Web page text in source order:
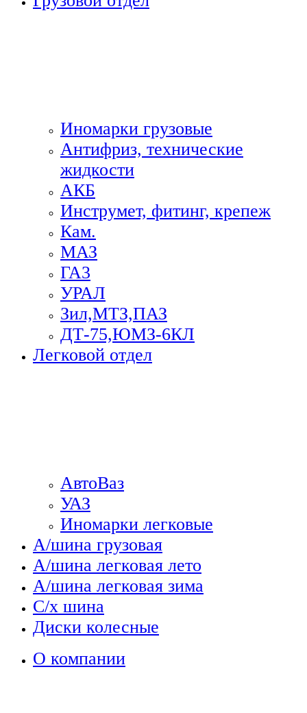
Иномарки грузовые
Антифриз, технические
жидкости
АКБ
Инструмет, фитинг, крепеж
Кам.
МАЗ
ГА3
УРАЛ
Зил,МТЗ,ПАЗ
ДТ-75,ЮМЗ-6КЛ
Легковой отдел
АвтоВаз
УАЗ
Иномарки легковые
А/шина грузовая
А/шина легковая лето
А/шина легковая зима
С/х шина
Диски колесные
О компании